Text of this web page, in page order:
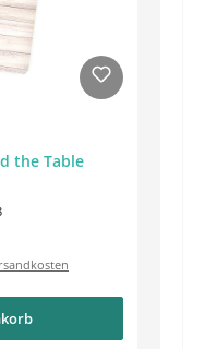
the Table
Preis: